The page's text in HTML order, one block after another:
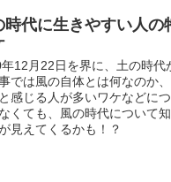
時代に生きやすい人
12月22日を界に、土の時代
では風の自体とは何なのか
感じる人が多いワケなどに
くても、風の時代について
見えてくるかも！？